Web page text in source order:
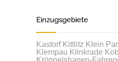
Einzugsgebiete
Kastorf Kittlitz Klein
Klempau Klinkrade